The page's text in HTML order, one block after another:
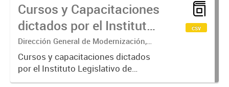
Cursos y Capacitaciones
dictados por el Instituto
Legislativo de
Capacitación
Permanente (ILCP)
Dirección General de Modernización,
Sustentabilidad y Fortalecimiento
Institucional
Cursos y capacitaciones dictados
por el Instituto Legislativo de
Capacitación Permanente (ILCP).
csv